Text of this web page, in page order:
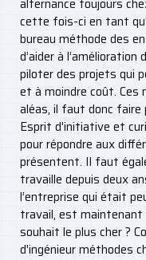
cette fois-ci en tant
bureau méthode des
d’aider à
piloter des projets qui
et à moindre coût.
aléas, il faut donc faire
Esprit d'initiative et
pour répondre aux
présentent. Il faut
travaille depuis deux
l’entreprise qui était
travail, est maintenant
souhait le plus cher ?
d'ingénieur méthodes